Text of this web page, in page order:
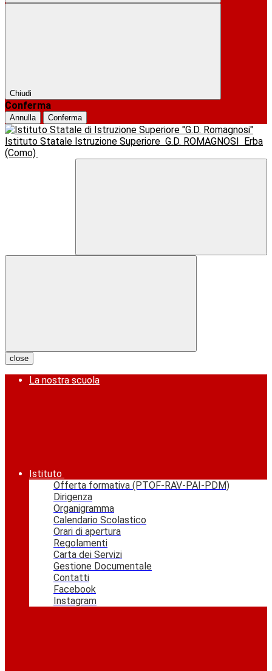
Chiudi
Conferma
Annulla Conferma
Istituto Statale Istruzione Superiore G.D. ROMAGNOSI
Erba
(Como)
close
La nostra scuola
Istituto
Offerta formativa (PTOF-RAV-PAI-PDM)
Dirigenza
Organigramma
Calendario Scolastico
Orari di apertura
Regolamenti
Carta dei Servizi
Gestione Documentale
Contatti
Facebook
Instagram